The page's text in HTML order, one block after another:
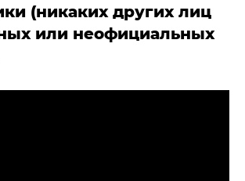
(никаких других лиц
или неофициальных